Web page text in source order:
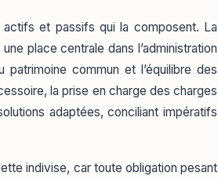
actifs et passifs qui la composent. La
place centrale dans l’administration
commun et l’équilibre des
la prise en charge des charges
adaptées, conciliant impératifs
indivise, car toute obligation pesant